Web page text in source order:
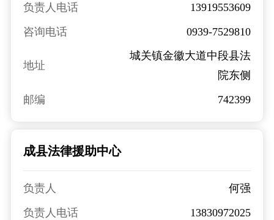
负责人电话
13919553609
咨询电话
0939-7529810
地址
城关镇金徽大道中段县法
院东侧
邮编
742399
成县法律援助中心
负责人
何强
负责人电话
13830972025